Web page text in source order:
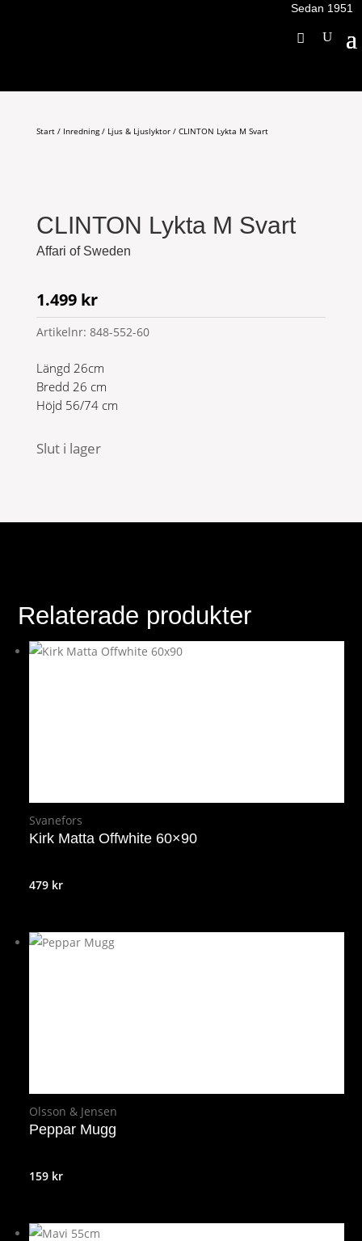
Sedan 1951
Start/ Inredning/ Ljus & Ljuslyktor/ CLINTON Lykta M Svart
CLINTON Lykta M Svart
Affari of Sweden
1.499 kr
Artikelnr: 848-552-60
Längd 26cm
Bredd 26 cm
Höjd 56/74 cm
Slut i lager
Relaterade produkter
Svanefors
Kirk Matta Offwhite 60×90
479 kr
Olsson & Jensen
Peppar Mugg
159 kr